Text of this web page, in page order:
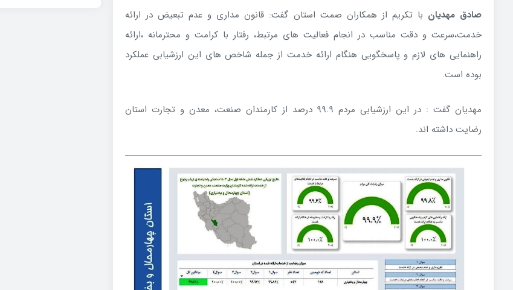
صادق مهدیان با تکریم از همکاران صمت استان گفت: قانون مداری و عدم تبعیض در ارائه
خدمت،سرعت و دقت مناسب در انجام فعالیت های مرتبط، رفتار با کرامت و محترمانه ،ارائه
راهنمایی های لازم و پاسخگویی هنگام ارائه خدمت از جمله شاخص های این ارزشیابی عملکرد
بوده است.
مهدیان گفت : در این ارزشیابی مردم ۹۹.۹ درصد از کارمندان صنعت، معدن و تجارت استان
رضایت داشته اند.